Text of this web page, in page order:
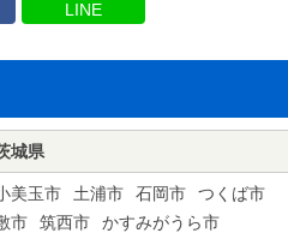
LINE
城県
美玉市 土浦市 石岡市
つくば市
市 筑西市
かすみがうら市